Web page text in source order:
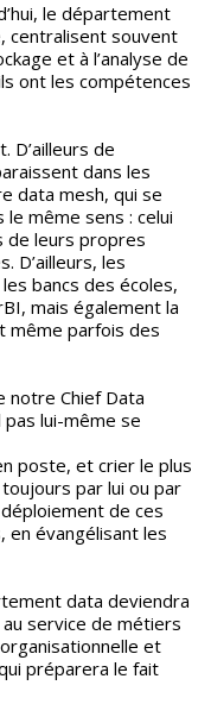
le département
centralisent souvent
et à l’analyse de
ont les compétences
D’ailleurs de
dans les
data mesh, qui se
même sens : celui
de leurs propres
D’ailleurs, les
bancs des écoles,
mais également la
même parfois des
notre Chief Data
lui-même se
poste, et crier le plus
par lui ou par
de ces
en évangélisant les
data deviendra
service de métiers
et
préparera le fait